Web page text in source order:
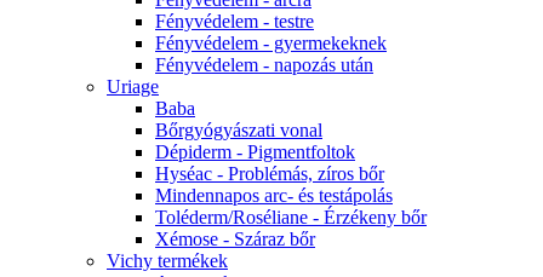
Fényvédelem - testre
Fényvédelem - gyermekeknek
Fényvédelem - napozás után
Uriage
Baba
Bőrgyógyászati vonal
Dépiderm - Pigmentfoltok
Hyséac - Problémás, zíros bőr
Mindennapos arc- és testápolás
Toléderm/Roséliane - Érzékeny bőr
Xémose - Száraz bőr
Vichy termékek